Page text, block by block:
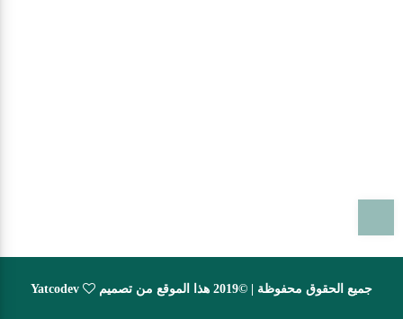
جميع الحقوق محفوظة | ©2019 هذا الموقع من تصميم Yatcodev